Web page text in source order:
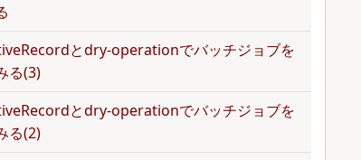
とdry-operationでバッチジョブを
る(3)
とdry-operationでバッチジョブを
る(2)